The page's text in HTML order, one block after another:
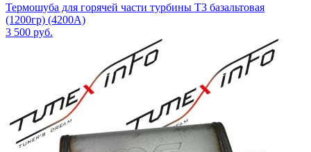
Термошуба для горячей части турбины T3 базальтовая
(1200гр) (4200A)
3 500 руб.